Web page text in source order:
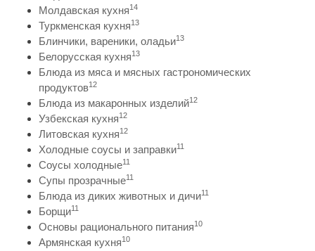
Молдавская кухня14
Туркменская кухня13
Блинчики, вареники, оладьи13
Белорусская кухня13
Блюда из мяса и мясных гастрономических
продуктов12
Блюда из макаронных изделий12
Узбекская кухня12
Литовская кухня12
Холодные соусы и заправки11
Соусы холодные11
Супы прозрачные11
Блюда из диких животных и дичи11
Борщи11
Основы рационального питания10
Армянская кухня10